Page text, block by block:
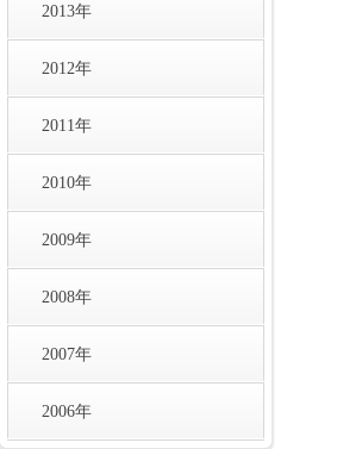
2013年
2012年
2011年
2010年
2009年
2008年
2007年
2006年